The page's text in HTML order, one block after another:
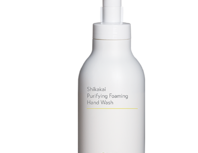
テ
グ
パ